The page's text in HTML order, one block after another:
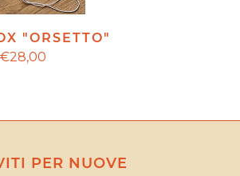
"ORSETTO"
€28,00
PER NUOVE